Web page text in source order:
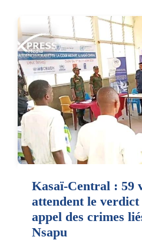
Kasaï-Central : 59
attendent le verdict
appel des crimes
Nsapu